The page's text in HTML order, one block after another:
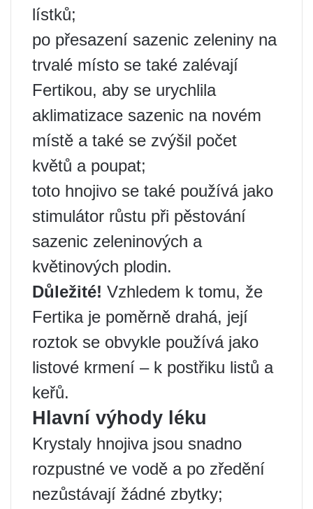
lístků;
po přesazení sazenic zeleniny na
trvalé místo se také zalévají
Fertikou, aby se urychlila
aklimatizace sazenic na novém
místě a také se zvýšil počet
květů a poupat;
toto hnojivo se také používá jako
stimulátor růstu při pěstování
sazenic zeleninových a
květinových plodin.
Důležité! Vzhledem k tomu, že
Fertika je poměrně drahá, její
roztok se obvykle používá jako
listové krmení – k postřiku listů a
keřů.
Hlavní výhody léku
Krystaly hnojiva jsou snadno
rozpustné ve vodě a po zředění
nezůstávají žádné zbytky;